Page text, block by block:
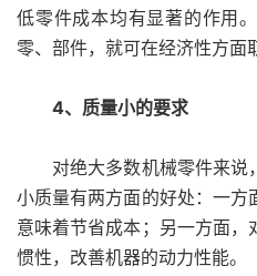
低零件成本均有显著的作用
零、部件，就可在经济性方面
4、质量小的要求
对绝大多数机械零件来说
小质量有两方面的好处：一
意味着节省成本；另一方面
惯性，改善机器的动力性能。